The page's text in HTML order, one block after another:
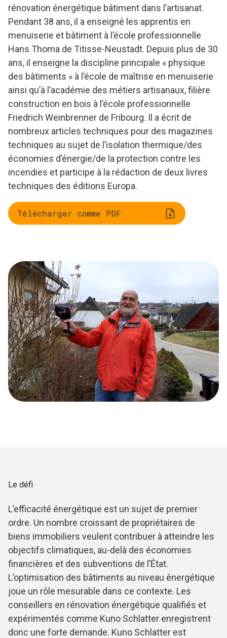
rénovation énergétique bâtiment dans l’artisanat.
Pendant 38 ans, il a enseigné les apprentis en
menuiserie et bâtiment à l’école professionnelle
Hans Thoma de Titisse-Neustadt. Depuis plus de 30
ans, il enseigne la discipline principale « physique
des bâtiments » à l’école de maîtrise en menuiserie
ainsi qu’à l’académie des métiers artisanaux, filière
construction en bois à l’école professionnelle
Friedrich Weinbrenner de Fribourg. Il a écrit de
nombreux articles techniques pour des magazines
techniques au sujet de l’isolation thermique/des
économies d’énergie/de la protection contre les
incendies et participe à la rédaction de deux livres
techniques des éditions Europa.
Télécharger comme PDF
Le défi
L’efficacité énergétique est un sujet de premier
ordre. Un nombre croissant de propriétaires de
biens immobiliers veulent contribuer à atteindre les
objectifs climatiques, au-delà des économies
financières et des subventions de l’État.
L’optimisation des bâtiments au niveau énergétique
joue un rôle mesurable dans ce contexte. Les
conseillers en rénovation énergétique qualifiés et
expérimentés comme Kuno Schlatter enregistrent
donc une forte demande. Kuno Schlatter est